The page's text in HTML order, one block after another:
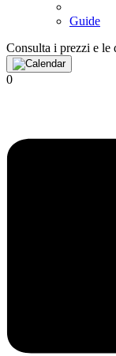
Guide
Consulta i prezzi e le
0